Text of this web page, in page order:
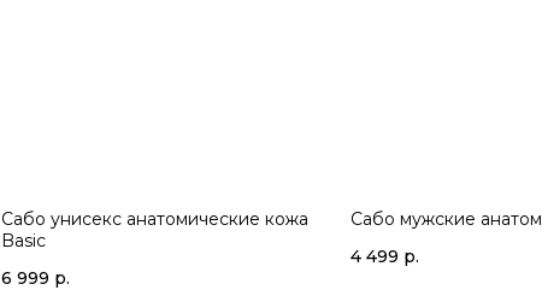
Сабо унисекс анатомические кожа
Basic
6 999 р.
Сабо мужские
4 499 р.